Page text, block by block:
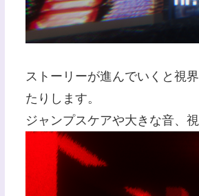
ストーリーが進んでいくと視
たりします。
ジャンプスケアや大きな音、